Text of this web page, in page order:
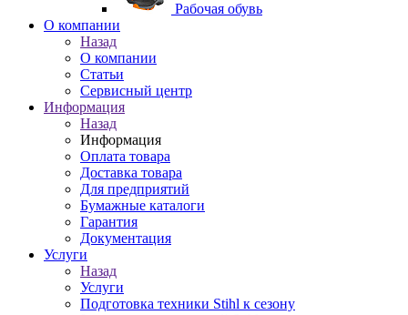
Рабочая обувь
O компании
Назад
O компании
Статьи
Сервисный центр
Информация
Назад
Информация
Оплата товара
Доставка товара
Для предприятий
Бумажные каталоги
Гарантия
Документация
Услуги
Назад
Услуги
Подготовка техники Stihl к сезону